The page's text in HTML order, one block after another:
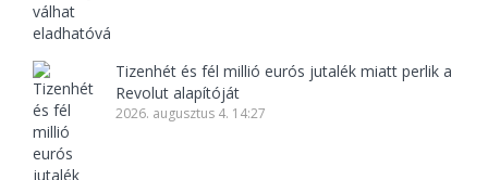
Tizenhét és fél millió eurós jutalék miatt perlik a
Revolut alapítóját
2026. augusztus 4. 14:27